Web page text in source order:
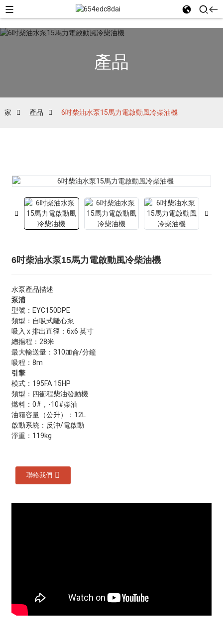
產品
家 產品 6吋柴油水泵15馬力電啟動風冷柴油機
6吋柴油水泵15馬力電啟動風冷柴油機
水泵產品描述
泵浦
型號：EYC150DPE
類型：自吸式離心泵
吸入 x 排出直徑：6x6 英寸
總揚程：28米
最大輸送量：310加侖/分鐘
吸程：8m
引擎
模式：195FA 15HP
類型：四衝程柴油發動機
燃料：0#，-10#柴油
油箱容量（公升）：12L
啟動系統：反沖/電啟動
淨重：119kg
聯絡我們